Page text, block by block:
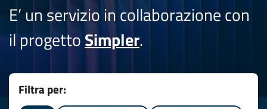
E’ un servizio in collaborazione con
il progettoSimpler.
Filtra per: